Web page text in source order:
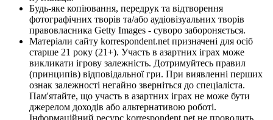
Будь-яке копіювання, передрук та відтворення
фотографічних творів та/або аудіовізуальних творів
правовласника Getty Images - суворо забороняється.
Матеріали сайту korrespondent.net призначені для осіб
старше 21 року (21+). Участь в азартних іграх може
викликати ігрову залежність. Дотримуйтесь правил
(принципів) відповідальної гри. При виявленні перших
ознак залежності негайно зверніться до спеціаліста.
Пам'ятайте, що участь в азартних іграх не може бути
джерелом доходів або альтернативою роботі.
Інформаційний ресурс korrespondent.net не проводить